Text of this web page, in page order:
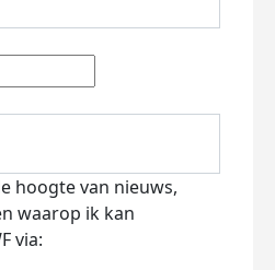
hoogte van nieuws,
waarop ik kan
via: